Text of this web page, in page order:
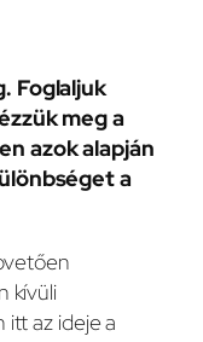
Foglaljuk
meg a
azok alapján
a
kívüli
itt az ideje a